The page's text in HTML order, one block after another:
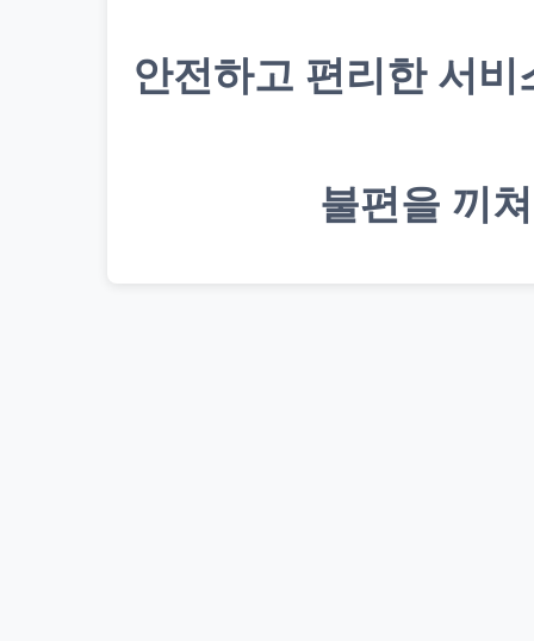
안전하고 편리한 서
불편을 끼